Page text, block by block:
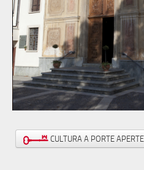
CULTURA A PORTE APERTE